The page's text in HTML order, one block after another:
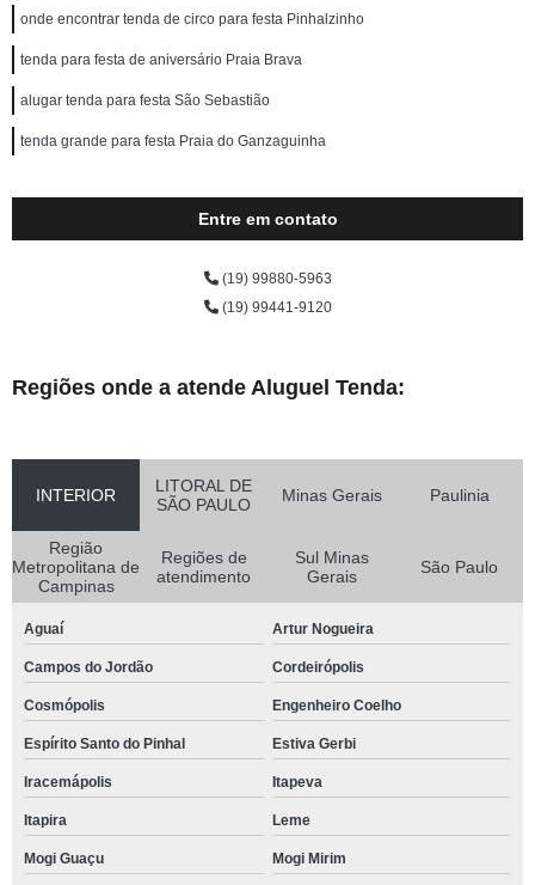
onde encontrar tenda de circo para festa Pinhalzinho
tenda para festa de aniversário Praia Brava
alugar tenda para festa São Sebastião
tenda grande para festa Praia do Ganzaguinha
Entre em contato
(19) 99880-5963
(19) 99441-9120
Regiões onde a atende Aluguel Tenda:
INTERIOR
LITORAL DE
SÃO PAULO
Minas Gerais Paulinia
Região
Metropolitana de
Campinas
Regiões de
atendimento
Sul Minas
Gerais
São Paulo
Aguaí Artur Nogueira
Campos do Jordão Cordeirópolis
Cosmópolis Engenheiro Coelho
Espírito Santo do Pinhal Estiva Gerbi
Iracemápolis Itapeva
Itapira Leme
Mogi Guaçu Mogi Mirim